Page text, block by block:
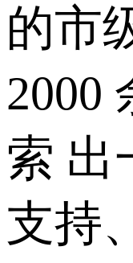
的市
2000
索 出
支持